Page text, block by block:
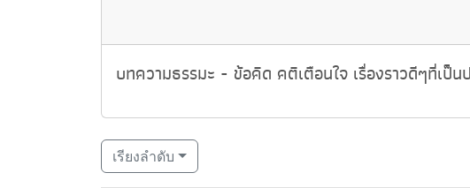
บทความธรรมะ - ข้อคิด คติเตือนใจ เรื่องราวดีๆที่เป็น
เรียงลำดับ